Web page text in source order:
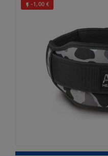
 -1,00 €